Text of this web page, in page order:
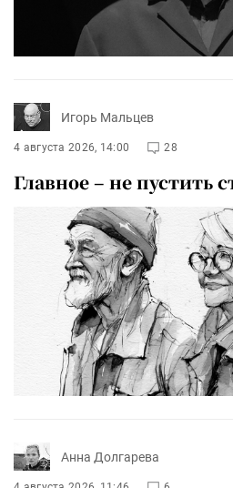
Игорь Мальцев
4 августа 2026, 14:00 28
Главное – не пустить
Анна Долгарева